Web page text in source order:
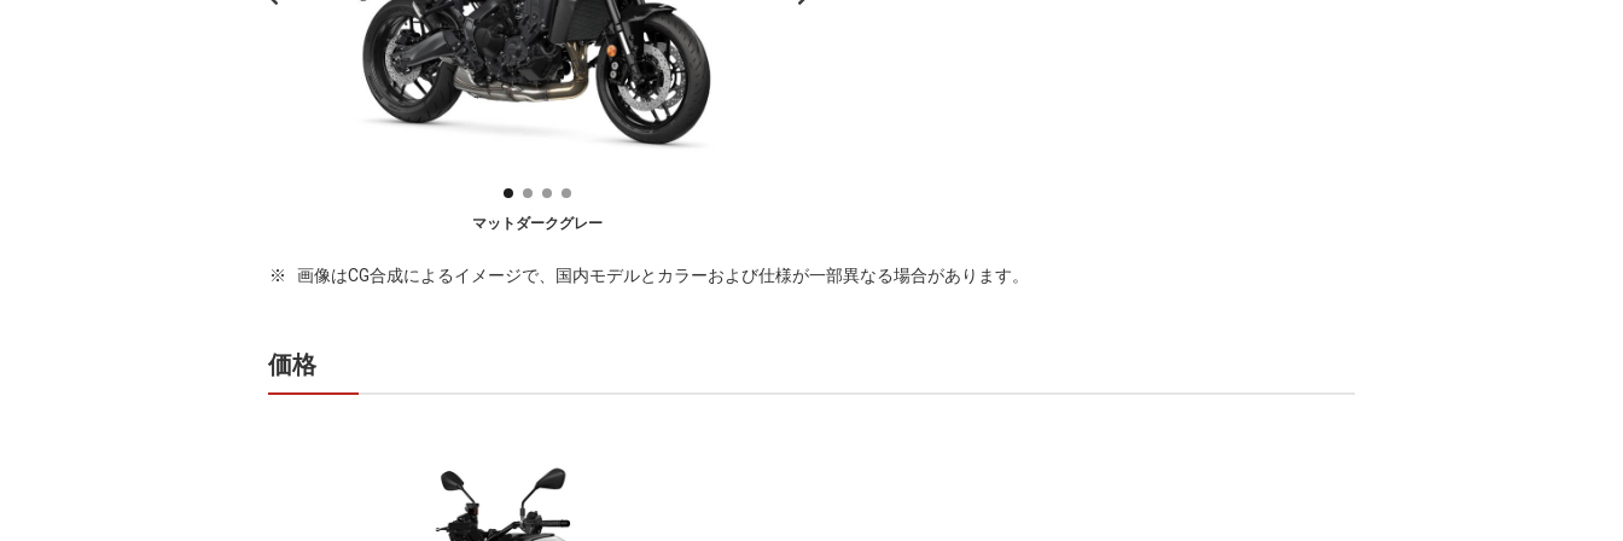
マットダークグレー
画像はCG合成によるイメージで、国内モデルとカラーおよび仕様が一部異なる場合があります。
価格